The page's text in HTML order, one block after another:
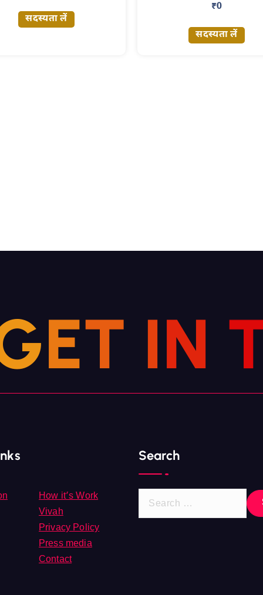
सदस्यता लें
₹0
सदस्यता लें
ET IN
How it’s Work
Vivah
Privacy Policy
Press media
Contact
Search